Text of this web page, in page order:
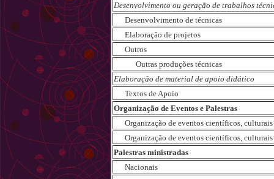
Desenvolvimento ou geração de trabalhos
Desenvolvimento de técnicas
Elaboração de projetos
Outros
Outras produções técnicas
Elaboração de material de apoio didático
Textos de Apoio
Organização de Eventos e Palestras
Organização de eventos científicos, culturais
Organização de eventos científicos, culturais
Palestras ministradas
Nacionais